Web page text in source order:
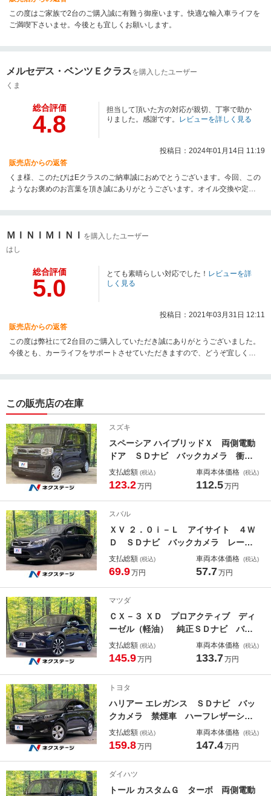
この度はご家族で2台のご購入誠に有難う御座います。快適な輸入車ライフを
ご満喫下さいませ。今後とも宜しくお願いします。
メルセデス・ベンツＥクラスを購入したユーザー
くま
総合評価
4.8
担当して頂いた方の対応が親切、丁寧で助か
りました。感謝です。 レビューを詳しく見る
投稿日：2024年01月14日 11:19
販売店からの返答
くま様、このたびはEクラスのご納車誠におめでとうございます。今回、この
ようなお褒めのお言葉を頂き誠にありがとうございます。オイル交換や定期
も遊びに来てください♪それではくま様、楽しい輸入車ライフをお楽しみくだ
ＭＩＮＩＭＩＮＩ を購入したユーザー
はし
総合評価
5.0
とても素晴らしい対応でした！ レビューを詳
しく見る
投稿日：2021年03月31日 12:11
販売店からの返答
この度は弊社にて2台目のご購入していただき誠にありがとうございました。
今後とも、カーライフをサポートさせていただきますので、どうぞ宜しくお
この販売店の在庫
スズキ
スペーシア ハイブリッドＸ 両側電動
ドア ＳＤナビ バックカメラ 衝突
被害軽減システム 禁煙車 シートヒ
ーター ドラレコ コーナーセンサ
ｏｔｈ ＣＤ
支払総額 (税込)
123.2万円
車両本体価格 (税込)
112.5万円
スバル
ＸＶ ２．０ｉ－Ｌ アイサイト ４Ｗ
Ｄ ＳＤナビ バックカメラ レーダ
ークルーズ 禁煙車 スマートキー
ＨＩＤヘッド ＥＴＣ 純正１７イン
きステアリング
支払総額 (税込)
69.9万円
車両本体価格 (税込)
57.7万円
マツダ
ＣＸ－３ ＸＤ プロアクティブ ディ
ーゼル（軽油） 純正ＳＤナビ バッ
クカメラ 衝突被害軽減システム レ
ーダークルーズ 禁煙車 ハーフレザ
１８インチアルミ
支払総額 (税込)
145.9万円
車両本体価格 (税込)
133.7万円
トヨタ
ハリアー エレガンス ＳＤナビ バッ
クカメラ 禁煙車 ハーフレザーシー
ト パワーシート コーナーセンサ
ー スマートキー ＬＥＤヘッド ビ
ルエアコン
支払総額 (税込)
159.8万円
車両本体価格 (税込)
147.4万円
ダイハツ
トール カスタムＧ ターボ 両側電動